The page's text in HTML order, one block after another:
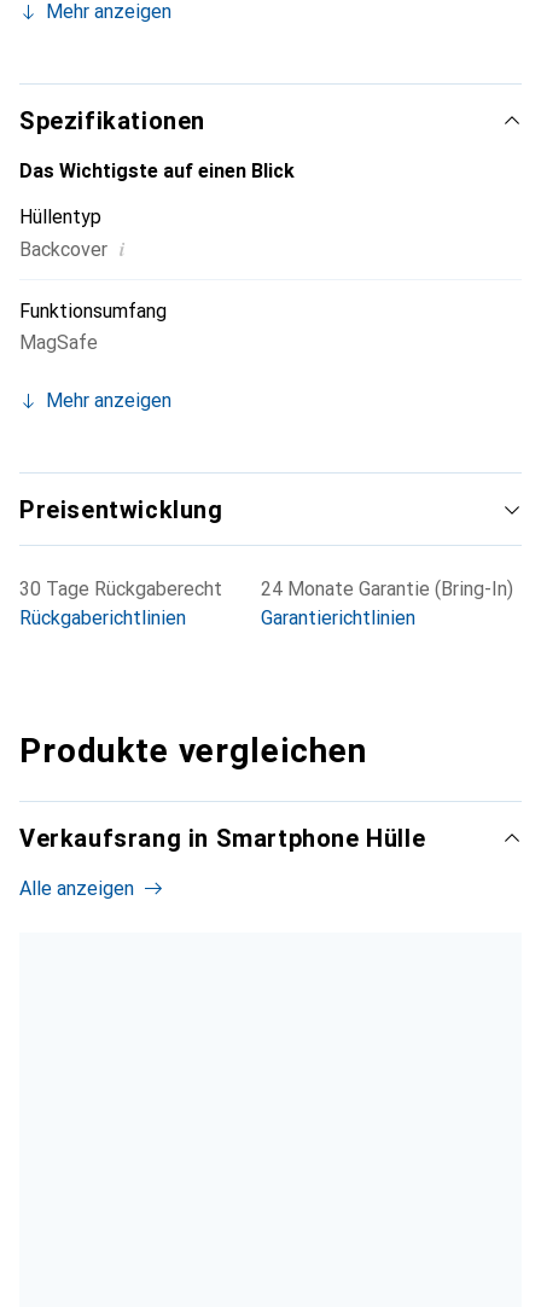
Accessoire für Ihr Smartphone. Die Marke Noreve ist
eine zuverlässige Wahl für eine anspruchsvolle Kundschaft.
Mehr anzeigen
Spezifikationen
Das Wichtigste auf einen Blick
Hüllentyp
Backcover i
Funktionsumfang
MagSafe
Mehr anzeigen
Preisentwicklung
30 Tage Rückgaberecht
Rückgaberichtlinien
24 Monate Garantie (Bring-In)
Garantierichtlinien
Produkte vergleichen
Verkaufsrang in Smartphone Hülle
Alle anzeigen